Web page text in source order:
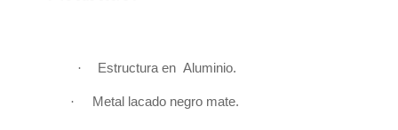
· Estructura en Aluminio.
· Metal l acado negro mate.